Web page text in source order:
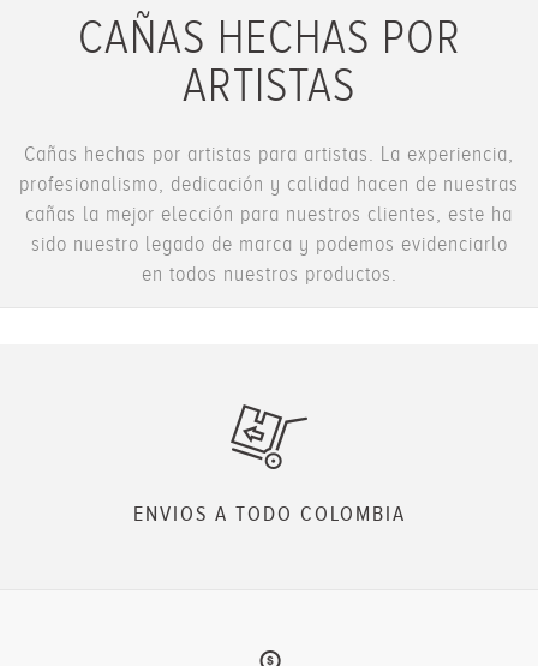
CAÑAS HECHAS POR
ARTISTAS
Cañas hechas por artistas para artistas. La experiencia,
profesionalismo, dedicación y calidad hacen de nuestras
cañas la mejor elección para nuestros clientes, este ha
sido nuestro legado de marca y podemos evidenciarlo
en todos nuestros productos.
ENVIOS A TODO COLOMBIA